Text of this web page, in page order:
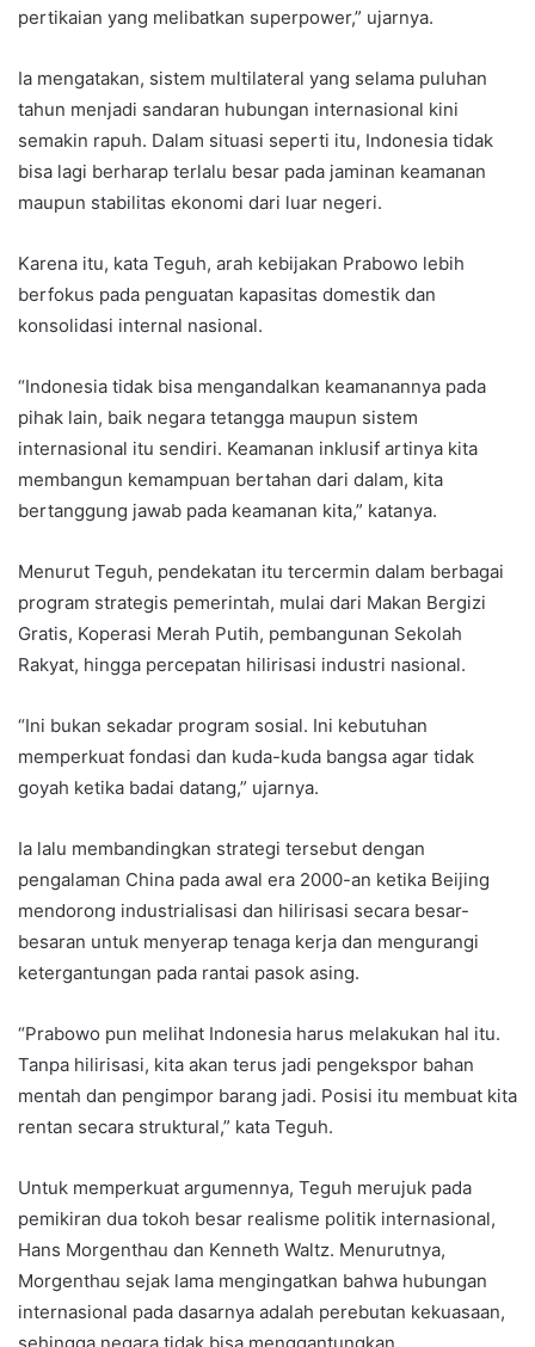
pertikaian yang melibatkan superpower,” ujarnya.
Ia mengatakan, sistem multilateral yang selama puluhan
tahun menjadi sandaran hubungan internasional kini
semakin rapuh. Dalam situasi seperti itu, Indonesia tidak
bisa lagi berharap terlalu besar pada jaminan keamanan
maupun stabilitas ekonomi dari luar negeri.
Karena itu, kata Teguh, arah kebijakan Prabowo lebih
berfokus pada penguatan kapasitas domestik dan
konsolidasi internal nasional.
“Indonesia tidak bisa mengandalkan keamanannya pada
pihak lain, baik negara tetangga maupun sistem
internasional itu sendiri. Keamanan inklusif artinya kita
membangun kemampuan bertahan dari dalam, kita
bertanggung jawab pada keamanan kita,” katanya.
Menurut Teguh, pendekatan itu tercermin dalam berbagai
program strategis pemerintah, mulai dari Makan Bergizi
Gratis, Koperasi Merah Putih, pembangunan Sekolah
Rakyat, hingga percepatan hilirisasi industri nasional.
“Ini bukan sekadar program sosial. Ini kebutuhan
memperkuat fondasi dan kuda-kuda bangsa agar tidak
goyah ketika badai datang,” ujarnya.
Ia lalu membandingkan strategi tersebut dengan
pengalaman China pada awal era 2000-an ketika Beijing
mendorong industrialisasi dan hilirisasi secara besar-
besaran untuk menyerap tenaga kerja dan mengurangi
ketergantungan pada rantai pasok asing.
“Prabowo pun melihat Indonesia harus melakukan hal itu.
Tanpa hilirisasi, kita akan terus jadi pengekspor bahan
mentah dan pengimpor barang jadi. Posisi itu membuat kita
rentan secara struktural,” kata Teguh.
Untuk memperkuat argumennya, Teguh merujuk pada
pemikiran dua tokoh besar realisme politik internasional,
Hans Morgenthau dan Kenneth Waltz. Menurutnya,
Morgenthau sejak lama mengingatkan bahwa hubungan
internasional pada dasarnya adalah perebutan kekuasaan,
sehingga negara tidak bisa menggantungkan